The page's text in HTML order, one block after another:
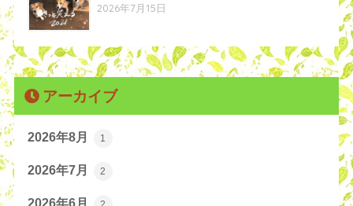
2026年7月15日
アーカイブ
2026年8月 1
2026年7月 2
2026年6月